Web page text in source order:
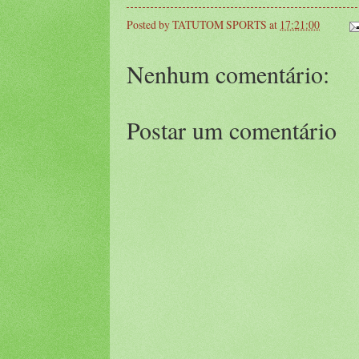
Posted byTATUTOM SPORTS at 17:21:00
Nenhum comentário:
Postar um comentário